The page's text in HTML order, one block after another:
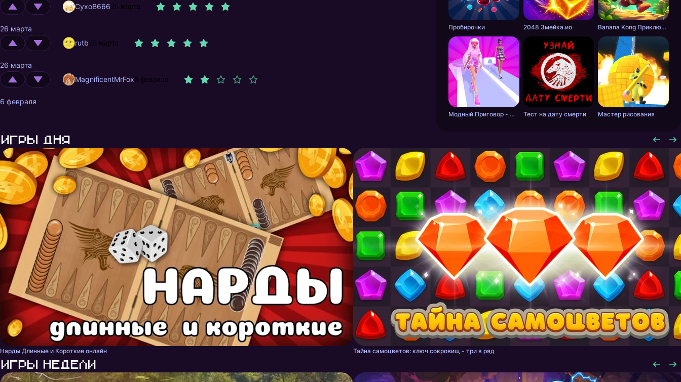
CyxoB66626 марта
26 марта
rutb26 марта
26 марта
MagnificentMrFox6 февраля
6 февраля
Пробирочки 2048 Змейка.ио Banana Kong Приключение
Модный Приговор - Одевалки для Девочек Тест на дату смерти Мастер рисования
Игры дня
Нарды Длинные и Короткие онлайн Тайна самоцветов: ключ сокровищ - три в ряд
Игры недели